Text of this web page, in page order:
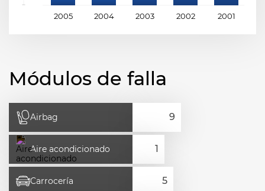
2005 2004 2003 2002 2001
Módulos de falla
Airbag
Aire acondicionado
Carrocería